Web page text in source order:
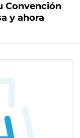
Convención
y ahora